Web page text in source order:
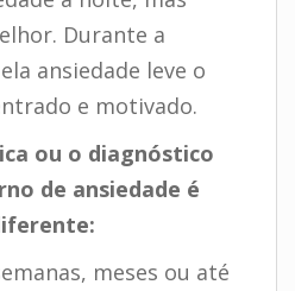
Durante a
ansiedade leve o
e motivado.
ou o diagnóstico
de ansiedade é
meses ou até